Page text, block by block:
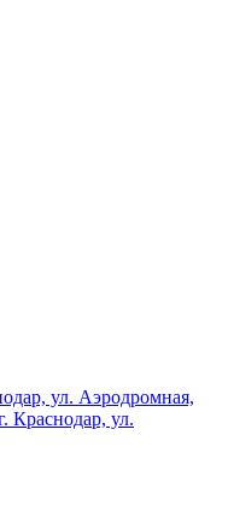
ул. Аэродромная,
Краснодар, ул.